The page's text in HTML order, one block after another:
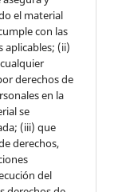
el material
con las
aplicables; (ii)
derechos de
en la
se
(iii) que
derechos,
del